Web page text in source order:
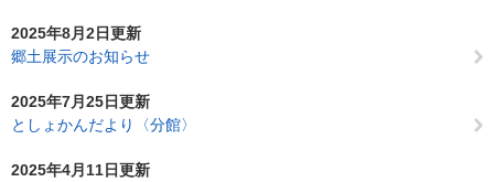
2025年8月2日更新
郷土展示のお知らせ
2025年7月25日更新
としょかんだより〈分館〉
2025年4月11日更新